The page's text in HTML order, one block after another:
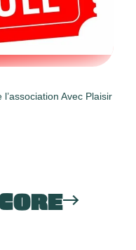
Avec Plaisir